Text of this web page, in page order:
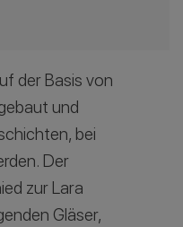
der Basis von
und
bei
Der
zur Lara
Gläser,